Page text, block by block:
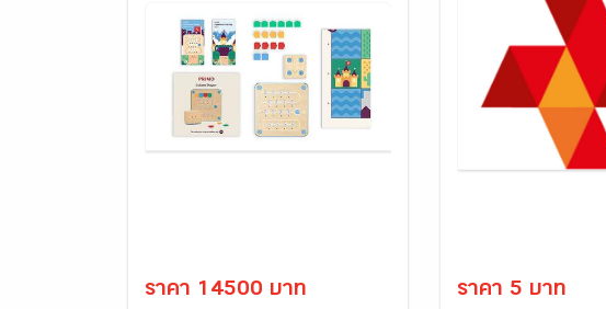
ราคา 14500 บาท ราคา 5 บาท